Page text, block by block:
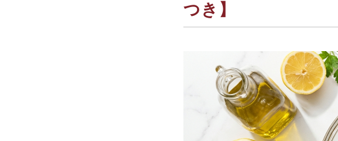
つき】